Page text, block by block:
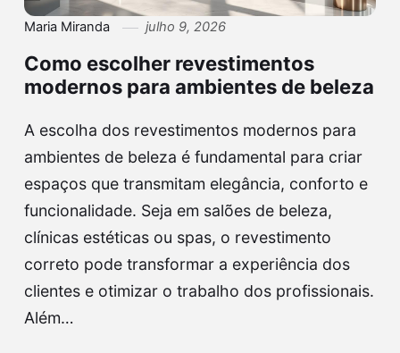
Maria Miranda julho 9, 2026
Como escolher revestimentos
modernos para ambientes de beleza
A escolha dos revestimentos modernos para
ambientes de beleza é fundamental para criar
espaços que transmitam elegância, conforto e
funcionalidade. Seja em salões de beleza,
clínicas estéticas ou spas, o revestimento
correto pode transformar a experiência dos
clientes e otimizar o trabalho dos profissionais.
Além…